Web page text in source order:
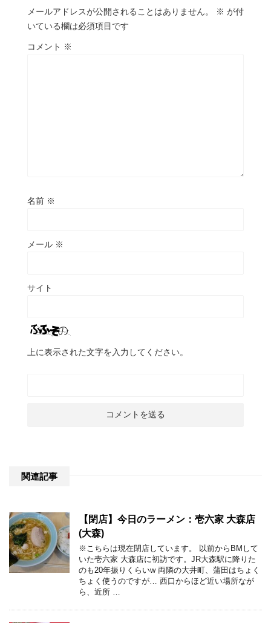
メールアドレスが公開されることはありません。 ※ が付
いている欄は必須項目です
コメント ※
名前 ※
メール ※
サイト
上に表示された文字を入力してください。
関連記事
【閉店】今日のラーメン：壱六家 大森店
(大森)
※こちらは現在閉店しています。 以前からBMして
いた壱六家 大森店に初訪です。JR大森駅に降りた
のも20年振りくらいw 両隣の大井町、蒲田はちょく
ちょく使うのですが… 西口からほど近い場所なが
ら、近所 …